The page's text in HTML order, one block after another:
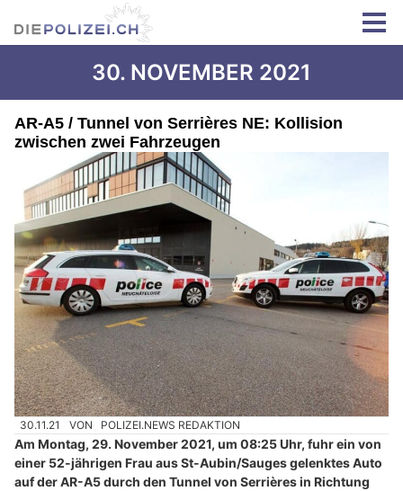
30. NOVEMBER 2021
AR-A5 / Tunnel von Serrières NE: Kollision
zwischen zwei Fahrzeugen
30.11.21 VON POLIZEI.NEWS REDAKTION
Am Montag, 29. November 2021, um 08:25 Uhr, fuhr ein von
einer 52-jährigen Frau aus St-Aubin/Sauges gelenktes Auto
auf der AR-A5 durch den Tunnel von Serrières in Richtung